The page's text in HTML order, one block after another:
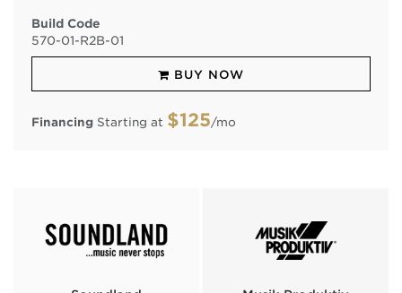
Build Code
570-01-R2B-01
BUY NOW
Financing Starting at $125/mo